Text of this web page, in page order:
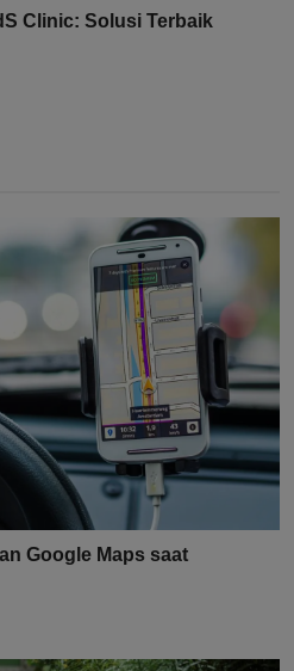
Clinic: Solusi Terbaik
Google Maps saat